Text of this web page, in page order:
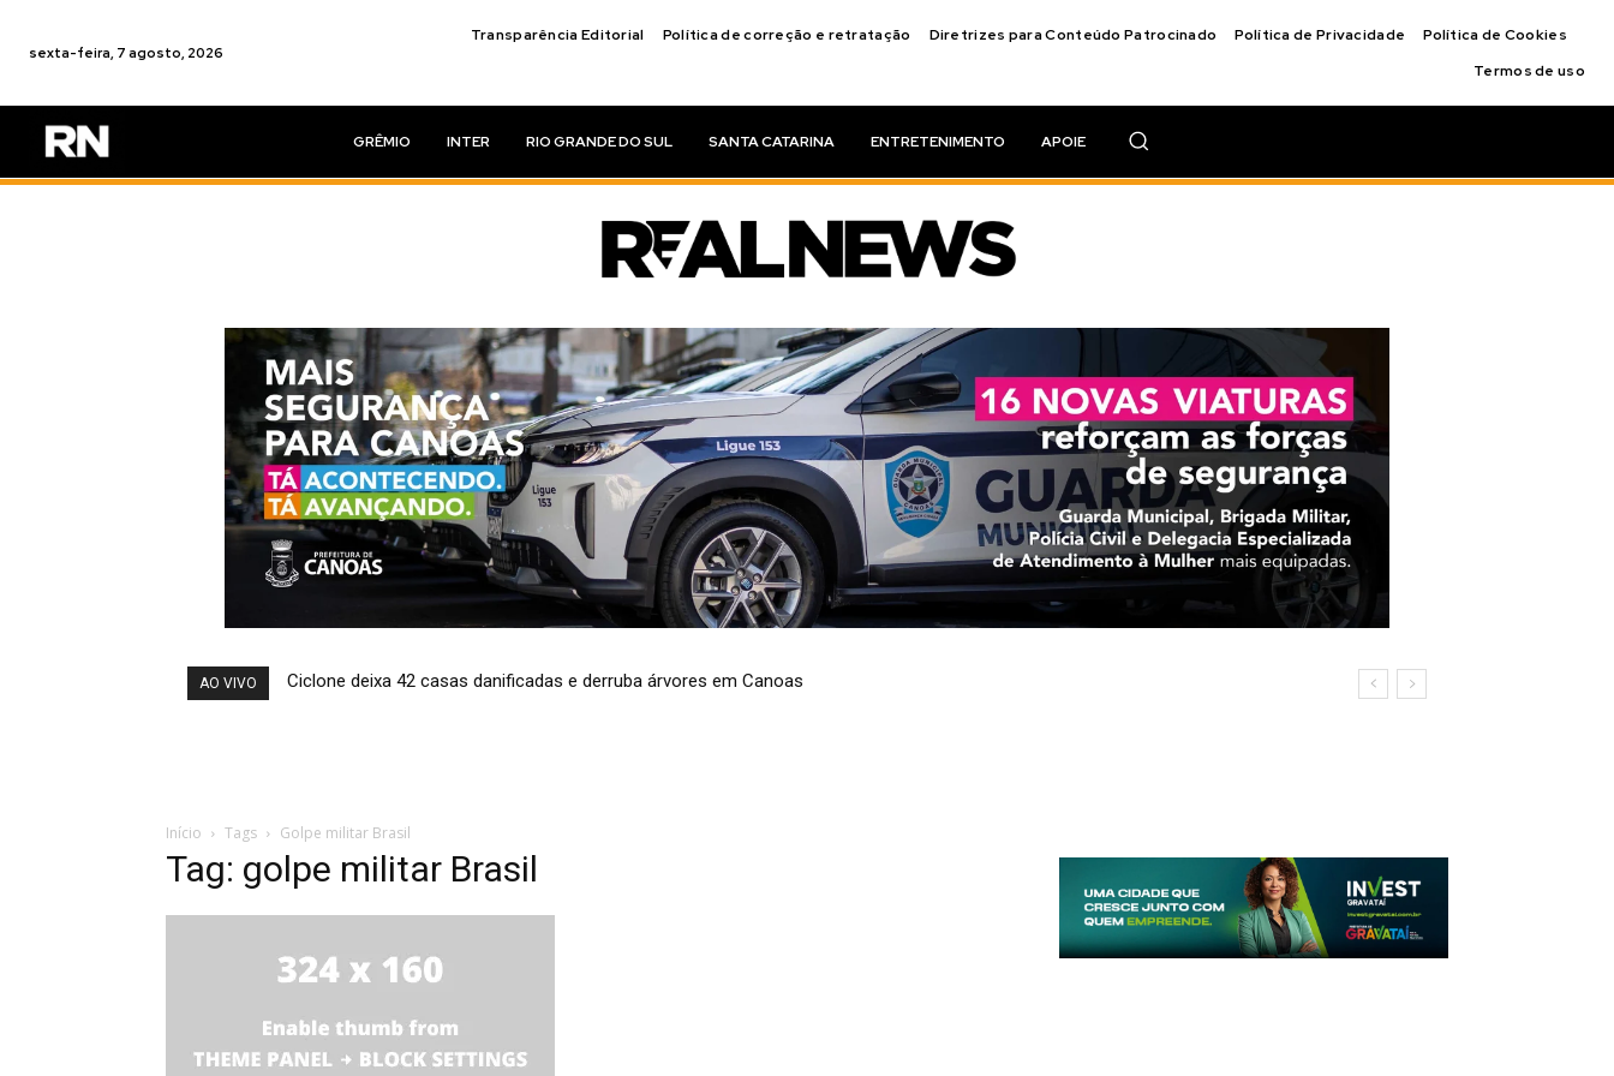
sexta-feira, 7 agosto, 2026
Transparência Editorial Política de correção e retratação Diretrizes para Conteúdo Patrocinado Política de Privacidade
Política de Cookies
Termos de uso
GRÊMIO INTER RIO GRANDE DO SUL SANTA CATARINA ENTRETENIMENTO APOIE
AO VIVO Ciclone deixa 42 casas danificadas e derruba árvores em Canoas
Início Tags Golpe militar Brasil
Tag: golpe militar Brasil